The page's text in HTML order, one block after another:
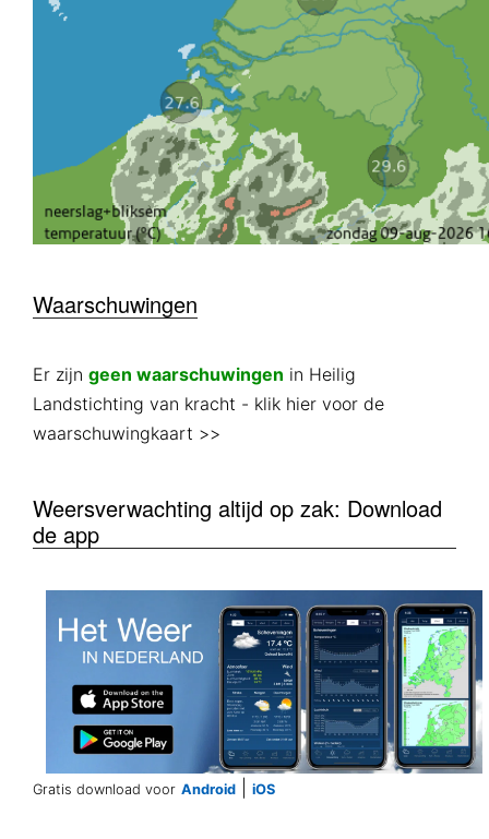
Waarschuwingen
Er zijn geen waarschuwingen in Heilig
Landstichting van kracht - klik hier voor de
waarschuwingkaart >>
Weersverwachting altijd op zak: Download
de app
Gratis download voor Android iOS